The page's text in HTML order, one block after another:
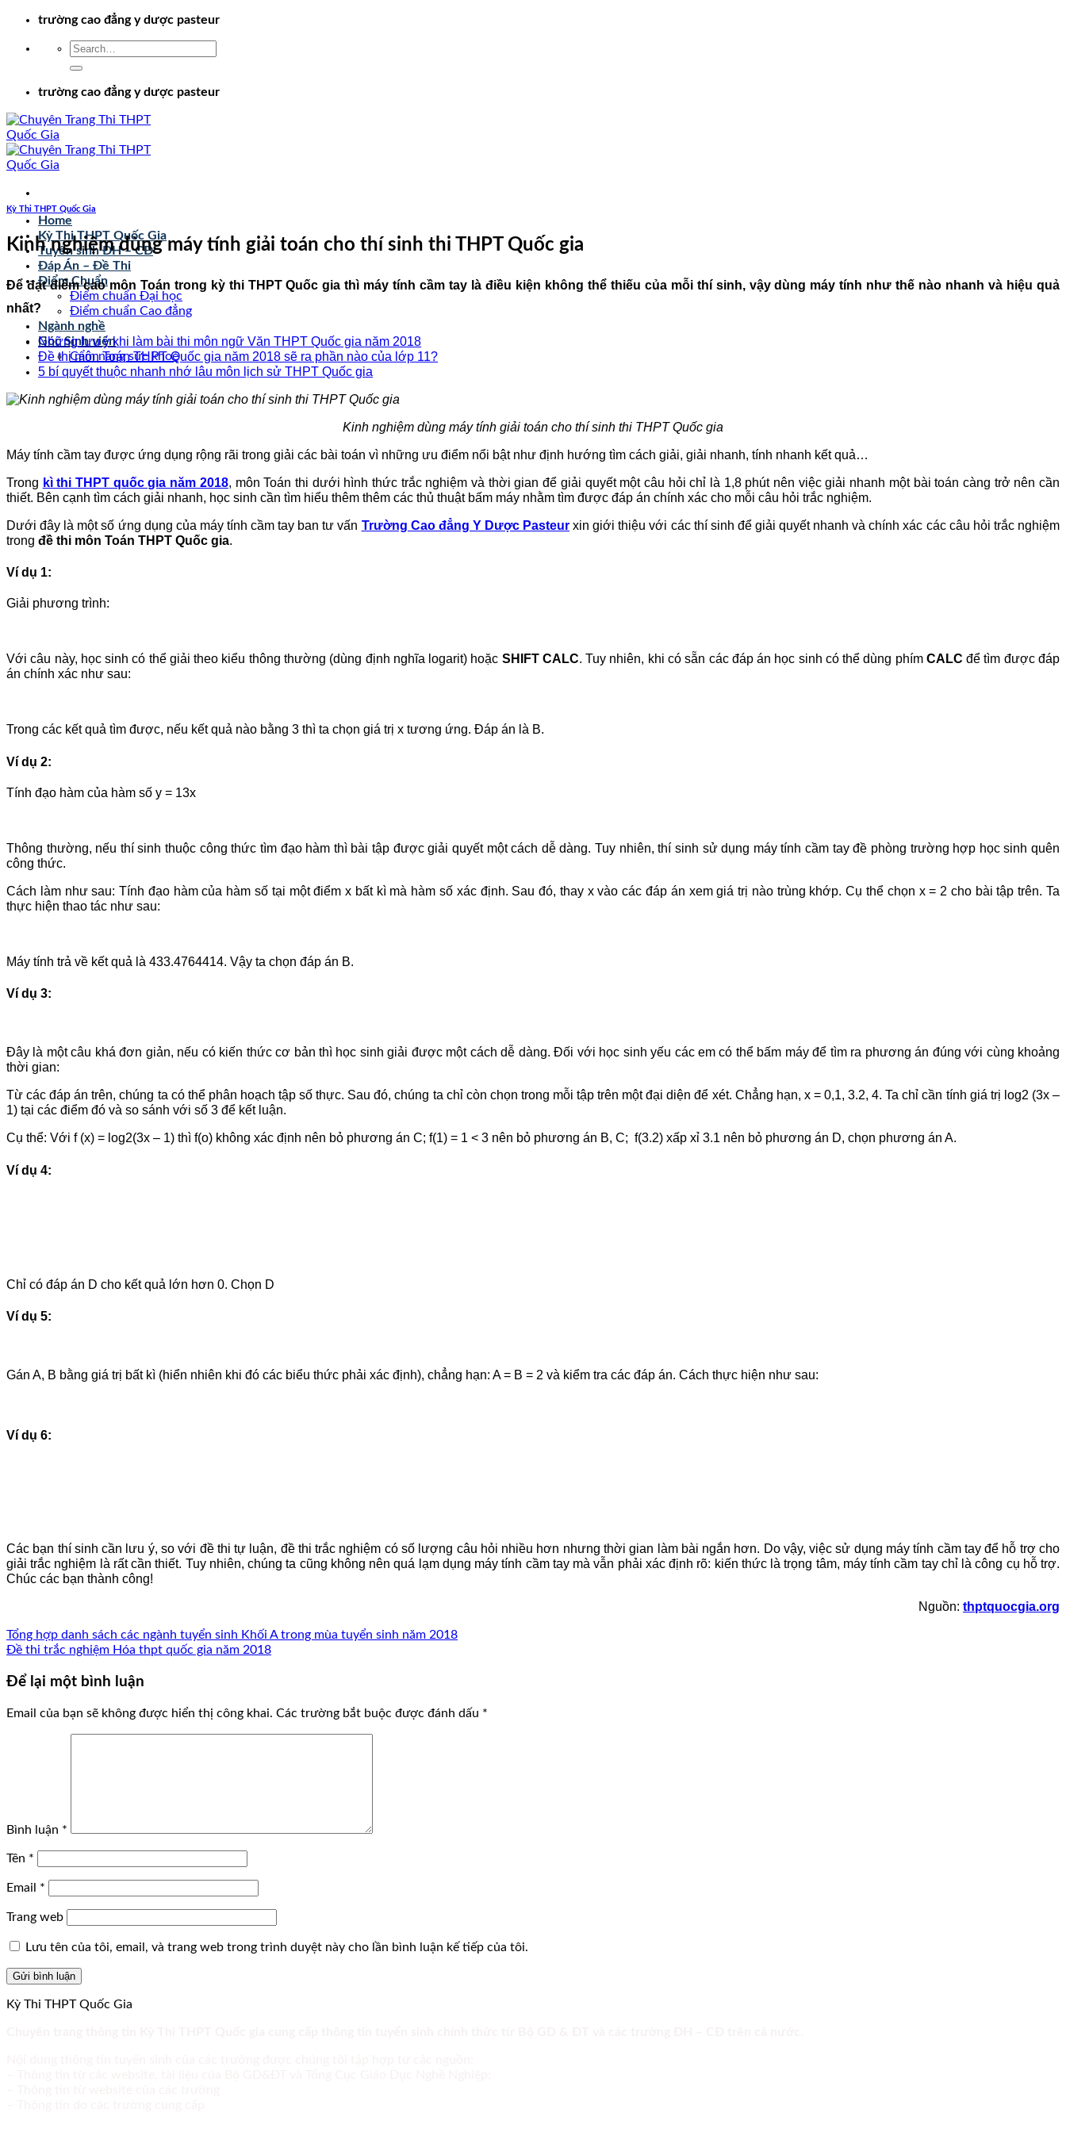
Chuyểntrường cao đẳng y dược pasteur
trường cao đẳng y dược pasteur
Home
Kỳ Thi THPT Quốc Gia
Tuyển sinh ĐH – CĐ
Đáp Án – Đề Thi
Điểm Chuẩn
Điểm chuẩn Đại học
Điểm chuẩn Cao đẳng
Ngành nghề
Góc Sinh viên
Cẩm nang sức khoẻ
Kỳ Thi THPT Quốc Gia
Kinh nghiệm dùng máy tính giải toán cho thí sinh thi THPT Quốc gia
Để đạt điểm cao môn Toán trong kỳ thi THPT Quốc gia thì máy tính cầm tay là điều kiện không thể thiếu của mỗi thí sinh, vậy dùng máy tính như thế nào nhanh và hiệu quả
nhất?
Những lưu ý khi làm bài thi môn ngữ Văn THPT Quốc gia năm 2018
Đề thi môn Toán THPT Quốc gia năm 2018 sẽ ra phần nào của lớp 11?
5 bí quyết thuộc nhanh nhớ lâu môn lịch sử THPT Quốc gia
Kinh nghiệm dùng máy tính giải toán cho thí sinh thi THPT Quốc gia
Máy tính cầm tay được ứng dụng rộng rãi trong giải các bài toán vì những ưu điểm nổi bật như định hướng tìm cách giải, giải nhanh, tính nhanh kết quả…
Trong kì thi THPT quốc gia năm 2018, môn Toán thi dưới hình thức trắc nghiệm và thời gian để giải quyết một câu hỏi chỉ là 1,8 phút nên việc giải nhanh một bài toán càng trở nên cần
thiết. Bên cạnh tìm cách giải nhanh, học sinh cần tìm hiểu thêm thêm các thủ thuật bấm máy nhằm tìm được đáp án chính xác cho mỗi câu hỏi trắc nghiệm.
Dưới đây là một số ứng dụng của máy tính cầm tay ban tư vấn Trường Cao đẳng Y Dược Pasteur xin giới thiệu với các thí sinh để giải quyết nhanh và chính xác các câu hỏi trắc nghiệm
trong đề thi môn Toán THPT Quốc gia.
Ví dụ 1:
Giải phương trình:
Với câu này, học sinh có thể giải theo kiểu thông thường (dùng định nghĩa logarit) hoặc SHIFT CALC. Tuy nhiên, khi có sẵn các đáp án học sinh có thể dùng phím CALC để tìm được đáp
án chính xác như sau:
Trong các kết quả tìm được, nếu kết quả nào bằng 3 thì ta chọn giá trị x tương ứng. Đáp án là B.
Ví dụ 2:
Tính đạo hàm của hàm số y = 13x
Thông thường, nếu thí sinh thuộc công thức tìm đạo hàm thì bài tập được giải quyết một cách dễ dàng. Tuy nhiên, thí sinh sử dụng máy tính cầm tay đề phòng trường hợp học sinh quên
công thức.
Cách làm như sau: Tính đạo hàm của hàm số tại một điểm x bất kì mà hàm số xác định. Sau đó, thay x vào các đáp án xem giá trị nào trùng khớp. Cụ thể chọn x = 2 cho bài tập trên. Ta
thực hiện thao tác như sau:
Máy tính trả về kết quả là 433.4764414. Vậy ta chọn đáp án B.
Ví dụ 3:
Đây là một câu khá đơn giản, nếu có kiến thức cơ bản thì học sinh giải được một cách dễ dàng. Đối với học sinh yếu các em có thể bấm máy để tìm ra phương án đúng với cùng khoảng
thời gian:
Từ các đáp án trên, chúng ta có thể phân hoạch tập số thực. Sau đó, chúng ta chỉ còn chọn trong mỗi tập trên một đại diện để xét. Chẳng hạn, x = 0,1, 3.2, 4. Ta chỉ cần tính giá trị log2 (3x –
1) tại các điểm đó và so sánh với số 3 để kết luận.
Cụ thể: Với f (x) = log2(3x – 1) thì f(o) không xác định nên bỏ phương án C; f(1) = 1 < 3 nên bỏ phương án B, C; f(3.2) xấp xỉ 3.1 nên bỏ phương án D, chọn phương án A.
Ví dụ 4:
Chỉ có đáp án D cho kết quả lớn hơn 0. Chọn D
Ví dụ 5:
Gán A, B bằng giá trị bất kì (hiển nhiên khi đó các biểu thức phải xác định), chẳng hạn: A = B = 2 và kiểm tra các đáp án. Cách thực hiện như sau:
Ví dụ 6:
Các bạn thí sinh cần lưu ý, so với đề thi tự luận, đề thi trắc nghiệm có số lượng câu hỏi nhiều hơn nhưng thời gian làm bài ngắn hơn. Do vậy, việc sử dụng máy tính cầm tay để hỗ trợ cho
giải trắc nghiệm là rất cần thiết. Tuy nhiên, chúng ta cũng không nên quá lạm dụng máy tính cầm tay mà vẫn phải xác định rõ: kiến thức là trọng tâm, máy tính cầm tay chỉ là công cụ hỗ trợ.
Chúc các bạn thành công!
Nguồn: thptquocgia.org
Tổng hợp danh sách các ngành tuyển sinh Khối A trong mùa tuyển sinh năm 2018
Đề thi trắc nghiệm Hóa thpt quốc gia năm 2018
Để lại một bình luận
Email của bạn sẽ không được hiển thị công khai. Các trường bắt buộc được đánh dấu *
Bình luận *
Tên *
Email *
Trang web
Lưu tên của tôi, email, và trang web trong trình duyệt này cho lần bình luận kế tiếp của tôi.
Kỳ Thi THPT Quốc Gia